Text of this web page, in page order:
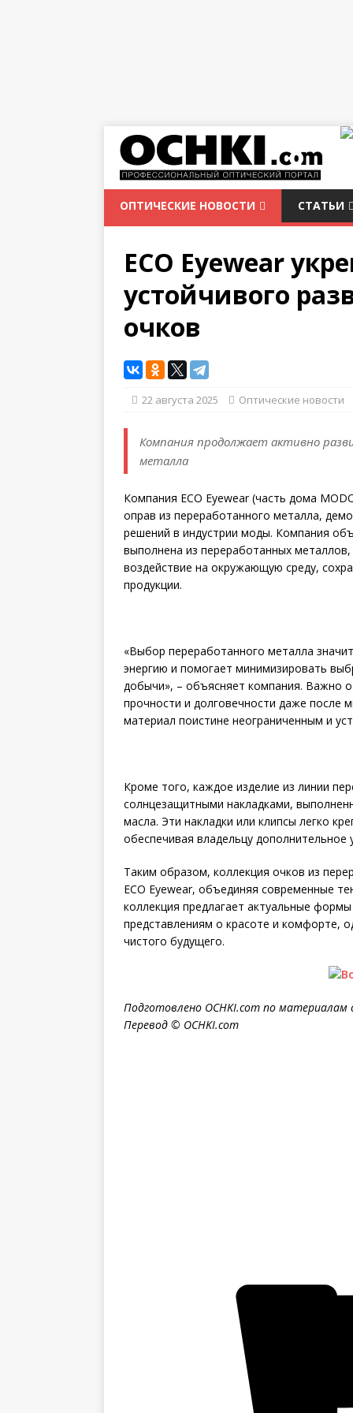
ОПТИЧЕСКИЕ НОВОСТИ СТАТЬИ
ECO Eyewear
устойчивого
очков
22 августа 2025 Оптические новости
Компания продолжает активно
металла
Компания ECO Eyewear (часть дома
оправ из переработанного металла,
решений в индустрии моды. Компания
выполнена из переработанных
воздействие на окружающую среду,
продукции.
«Выбор переработанного металла
энергию и помогает минимизировать
добычи», – объясняет компания. Важно
прочности и долговечности даже после
материал поистине неограниченным и
Кроме того, каждое изделие из линии
солнцезащитными накладками,
масла. Эти накладки или клипсы легко
обеспечивая владельцу
Таким образом, коллекция очков из
ECO Eyewear, объединяя современные
коллекция предлагает актуальные
представлениям о красоте и комфорте,
чистого будущего.
Подготовлено OCHKI.com по материалам
Перевод © OCHKI.com